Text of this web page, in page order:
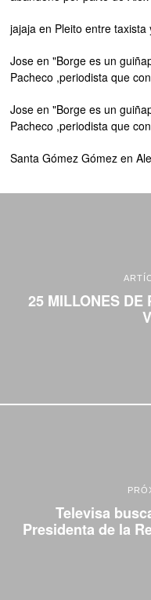
jajaja en Pleito entre
Jose en"Borge es un
Pacheco ,periodista que
Jose en"Borge es un
Pacheco ,periodista que
Santa Gómez Gómez en
25 MILLONES DE
Televisa
Presidenta de la